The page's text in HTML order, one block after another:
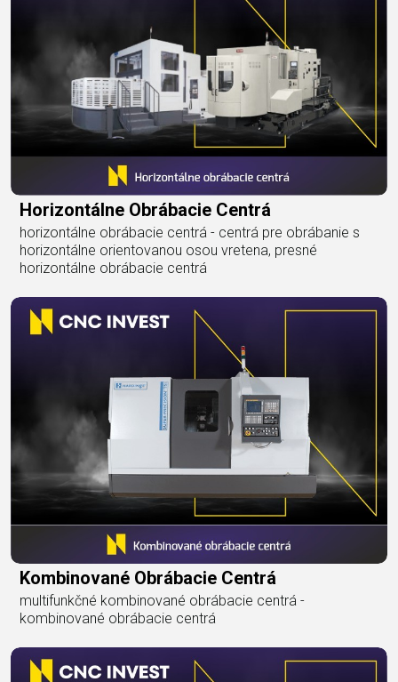
Horizontálne Obrábacie Centrá
horizontálne obrábacie centrá - centrá pre obrábanie s
horizontálne orientovanou osou vretena, presné
horizontálne obrábacie centrá
Kombinované Obrábacie Centrá
multifunkčné kombinované obrábacie centrá -
kombinované obrábacie centrá